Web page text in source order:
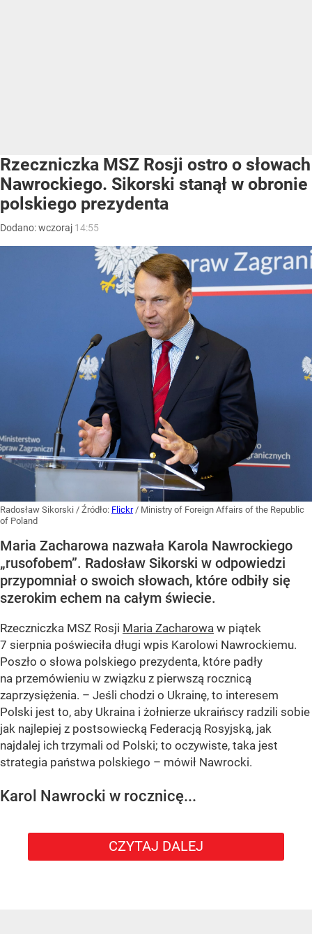
Rzeczniczka MSZ Rosji ostro o słowach
Nawrockiego. Sikorski stanął w obronie
polskiego prezydenta
Dodano:wczoraj 14:55
Radosław Sikorski / Źródło: Flickr / Ministry of Foreign Affairs of the Republic
of Poland
Maria Zacharowa nazwała Karola Nawrockiego
„rusofobem”. Radosław Sikorski w odpowiedzi
przypomniał o swoich słowach, które odbiły się
szerokim echem na całym świecie.
Rzeczniczka MSZ Rosji Maria Zacharowa w piątek
7 sierpnia poświeciła długi wpis Karolowi Nawrockiemu.
Poszło o słowa polskiego prezydenta, które padły
na przemówieniu w związku z pierwszą rocznicą
zaprzysiężenia. – Jeśli chodzi o Ukrainę, to interesem
Polski jest to, aby Ukraina i żołnierze ukraińscy radzili sobie
jak najlepiej z postsowiecką Federacją Rosyjską, jak
najdalej ich trzymali od Polski; to oczywiste, taka jest
strategia państwa polskiego – mówił Nawrocki.
Karol Nawrocki w rocznicę...
CZYTAJ DALEJ